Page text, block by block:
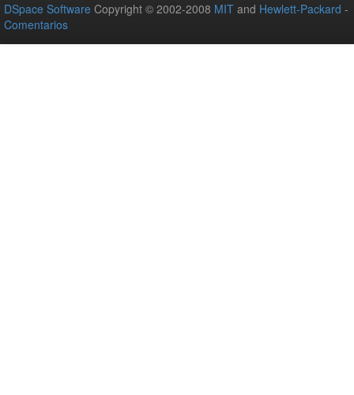
DSpace Software Copyright © 2002-2008 MIT and Hewlett-Packard -
Comentarios